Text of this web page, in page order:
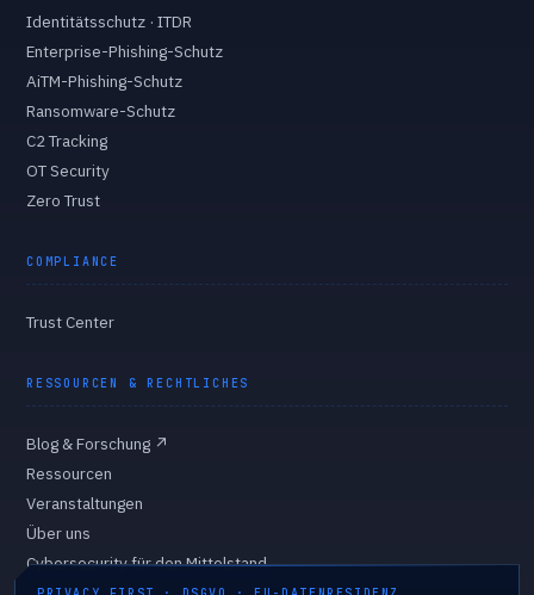
Identitätsschutz · ITDR
Enterprise-Phishing-Schutz
AiTM-Phishing-Schutz
Ransomware-Schutz
C2 Tracking
OT Security
Zero Trust
COMPLIANCE
Trust Center
RESSOURCEN & RECHTLICHES
Blog & Forschung ↗
Ressourcen
Veranstaltungen
Über uns
Cybersecurity für den Mittelstand